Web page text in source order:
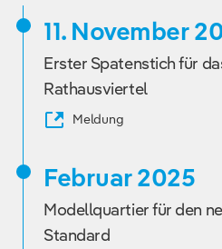
11. November
Erster Spatenstich für
Rathausviertel
Meldung
Februar 2025
Modellquartier für den
Standard